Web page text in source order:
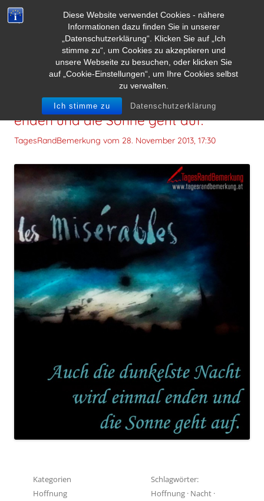
Diese Website verwendet Cookies - nähere
Informationen dazu finden Sie in unserer
„Datenschutzerklärung“. Klicken Sie auf „Ich
stimme zu“, um Cookies zu akzeptieren und
unsere Webseite zu besuchen, oder klicken Sie
auf „Cookie-Einstellungen“, um Ihre Cookies selbst
zu verwalten.
Ich stimme zu Datenschutzerklärung
Auch die dunkelste Nacht wird einmal
enden und die Sonne geht auf.
TagesRandBemerkung vom 28. November 2013, 17:30
Kategorien
Hoffnung
Schlagwörter:
Hoffnung · Nacht ·